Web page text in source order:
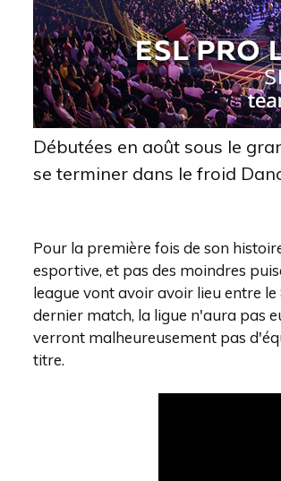
Débutées en août sous le
se terminer dans le froid
Pour la première fois de son
esportive, et pas des moindres
league vont avoir avoir lieu entre
dernier match, la ligue n'aura pas
verront malheureusement pas
titre.